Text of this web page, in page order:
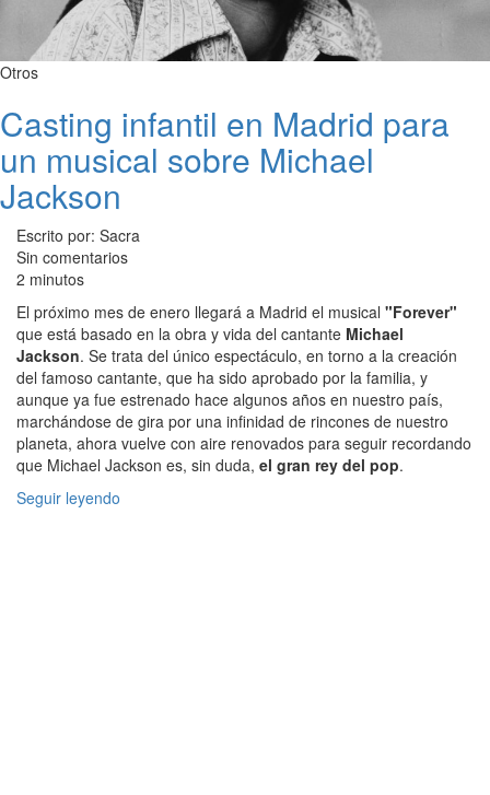
Otros
Casting infantil en Madrid para
un musical sobre Michael
Jackson
Escrito por: Sacra
Sin comentarios
2 minutos
El próximo mes de enero llegará a Madrid el musical "Forever"
que está basado en la obra y vida del cantante Michael
Jackson. Se trata del único espectáculo, en torno a la creación
del famoso cantante, que ha sido aprobado por la familia, y
aunque ya fue estrenado hace algunos años en nuestro país,
marchándose de gira por una infinidad de rincones de nuestro
planeta, ahora vuelve con aire renovados para seguir recordando
que Michael Jackson es, sin duda, el gran rey del pop.
Seguir leyendo